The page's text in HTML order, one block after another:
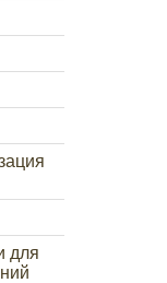
для